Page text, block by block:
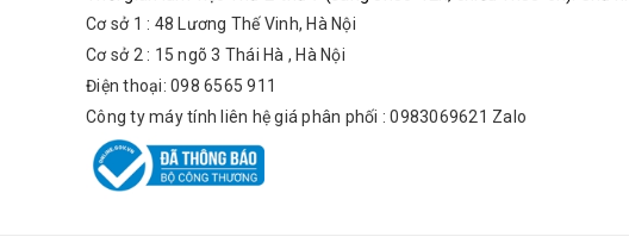
Cơ sở 1 : 48 Lương Thế Vinh, Hà Nội
Cơ sở 2 : 15 ngõ 3 Thái Hà , Hà Nội
Điện thoại: 098 6565 911
Công ty máy tính liên hệ giá phân phối : 0983069621 Zalo